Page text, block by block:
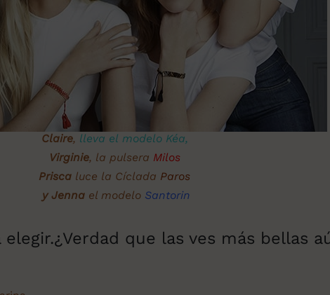
Claire, lleva el modelo Kéa,
Virginie, la pulsera Milos
Prisca luce la Cíclada Paros
y Jenna el modelo Santorin
que las ves más bellas